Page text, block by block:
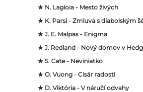
★ N. Lagioia - Mesto živých
★ K. Parsi - Zmluva s diabolským
★ J. E. Malpas - Enigma
★ J. Redland - Nový domov v
★ S. Cate - Neviniatko
★ O. Vuong - Cisár radosti
★ D. Viktória - V náručí odvahy